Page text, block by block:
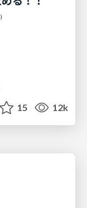
15 12k